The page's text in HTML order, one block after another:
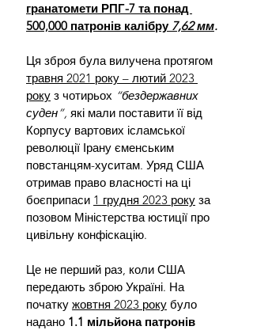
гранатомети РПГ-7 та понад
500,000 патронів калібру 7,62 мм.
Ця зброя була вилучена протягом
травня 2021 року – лютий 2023
року з чотирьох “бездержавних
суден”, які мали поставити її від
Корпусу вартових ісламської
революції Ірану єменським
повстанцям-хуситам. Уряд США
отримав право власності на ці
боєприпаси 1 грудня 2023 року за
позовом Міністерства юстиції про
цивільну конфіскацію.
Це не перший раз, коли США
передають зброю Україні. На
початку жовтня 2023 року було
надано 1.1 мільйона патронів